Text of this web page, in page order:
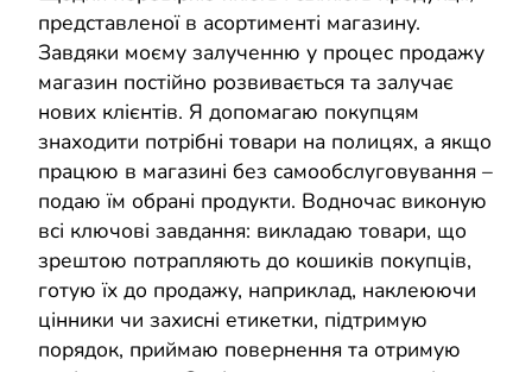
представленої в асортименті магазину.
Завдяки моєму залученню у процес продажу
магазин постійно розвивається та залучає
нових клієнтів. Я допомагаю покупцям
знаходити потрібні товари на полицях, а якщо
працюю в магазині без самообслуговування –
подаю їм обрані продукти. Водночас виконую
всі ключові завдання: викладаю товари, що
зрештою потрапляють до кошиків покупців,
готую їх до продажу, наприклад, наклеюючи
цінники чи захисні етикетки, підтримую
порядок, приймаю повернення та отримую